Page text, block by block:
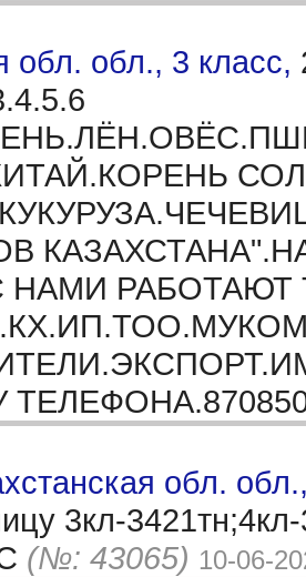
обл. обл., 3 класс,
НАМИ
обл.
3кл-3421тн;4кл-
(№: 43065) 10-06-